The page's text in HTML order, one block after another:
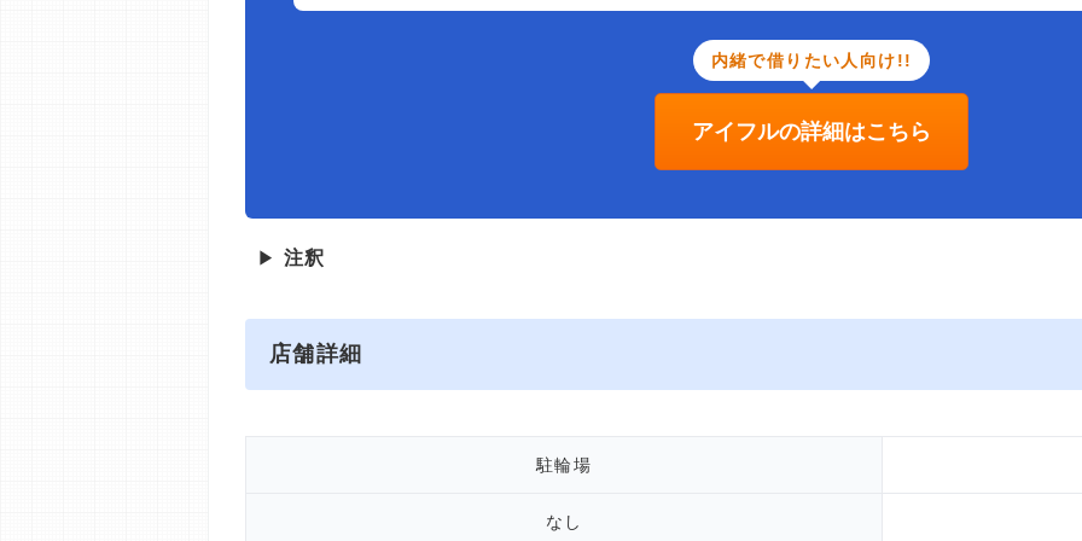
内緒で借りたい人向け!!
アイフルの詳細はこちら
▶ 注釈
店舗詳細
駐輪場
なし